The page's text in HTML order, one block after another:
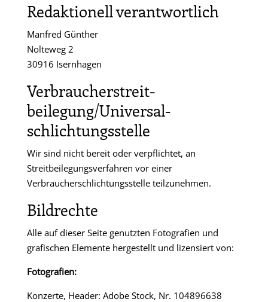
Redaktionell verantwortlich
Manfred Günther
Nolteweg 2
30916 Isernhagen
Verbraucher­streit­
beilegung/Universal­
schlichtungs­stelle
Wir sind nicht bereit oder verpflichtet, an
Streitbeilegungsverfahren vor einer
Verbraucherschlichtungsstelle teilzunehmen.
Bildrechte
Alle auf dieser Seite genutzten Fotografien und
grafischen Elemente hergestellt und lizensiert von:
Fotografien:
Konzerte, Header: Adobe Stock, Nr. 104896638